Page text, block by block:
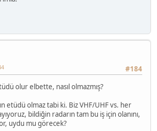
#184
olur elbette, nasıl olmazmış?
etüdü olmaz tabi ki. Biz VHF/UHF vs. her
bildiğin radarın tam bu iş için olanını,
uydu mu görecek?